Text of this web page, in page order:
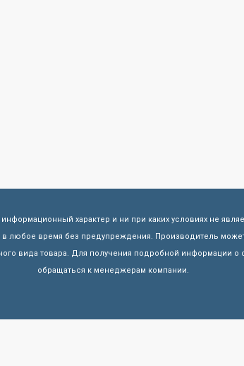
характер и ни при каких условиях не
любое время без предупреждения. Производитель
вида товара. Для получения подробной информации о
обращаться к менеджерам компании.